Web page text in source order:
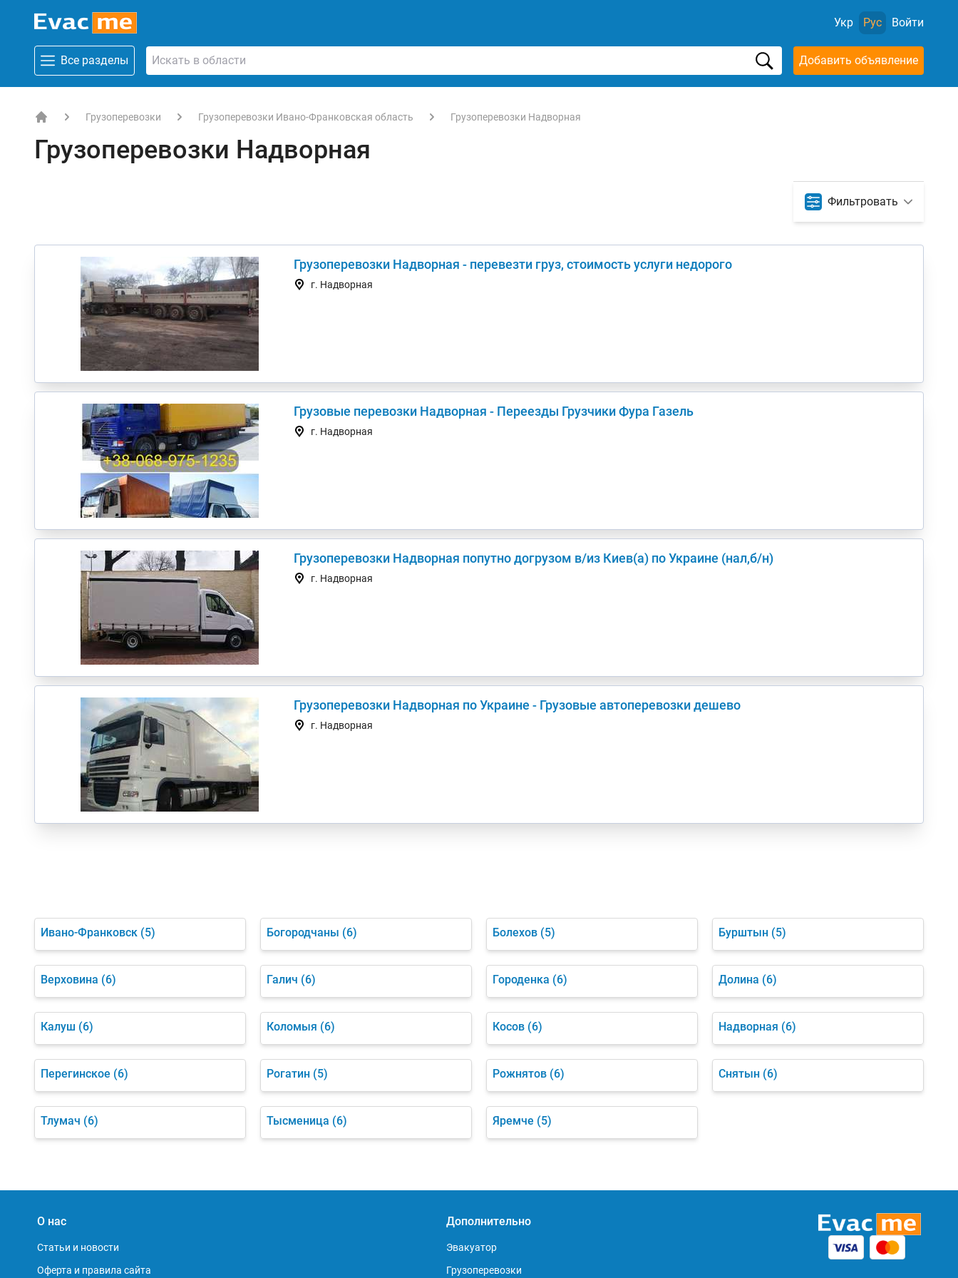
Укр Рус Войти
Все разделы Добавить объявление
Грузоперевозки Грузоперевозки Ивано-Франковская область Грузоперевозки Надворная
Грузоперевозки Надворная
Фильтровать
Грузоперевозки Надворная - перевезти груз, стоимость услуги недорого
г. Надворная
Грузовые перевозки Надворная - Переезды Грузчики Фура Газель
г. Надворная
Грузоперевозки Надворная попутно догрузом в/из Киев(а) по Украине (нал,б/н)
г. Надворная
Грузоперевозки Надворная по Украине - Грузовые автоперевозки дешево
г. Надворная
Ивано-Франковск (5) Богородчаны (6) Болехов (5) Бурштын (5)
Верховина (6) Галич (6) Городенка (6) Долина (6)
Калуш (6) Коломыя (6) Косов (6) Надворная (6)
Перегинское (6) Рогатин (5) Рожнятов (6) Снятын (6)
Тлумач (6) Тысменица (6) Яремче (5)
О нас
Статьи и новости
Оферта и правила сайта
Дополнительно
Эвакуатор
Грузоперевозки